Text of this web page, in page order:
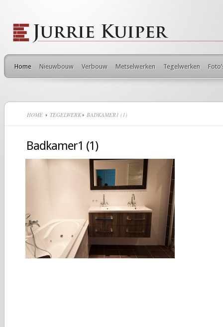
Home Nieuwbouw Verbouw Metselwerken Tegelwerken
HOME TEGELWERK BADKAMER1 (1)
Badkamer1 (1)